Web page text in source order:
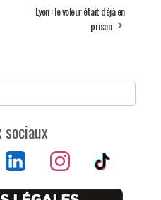
Lyon : le voleur était déjà en
prison
sociaux